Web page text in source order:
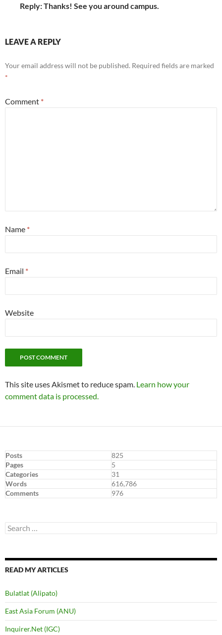
Reply: Thanks! See you around campus.
LEAVE A REPLY
Your email address will not be published. Required fields are marked
*
Comment *
Name *
Email *
Website
This site uses Akismet to reduce spam. Learn how your
comment data is processed.
Posts
825
Pages
5
Categories
31
Words
616,786
Comments
976
Search
for:
READ MY ARTICLES
Bulatlat (Alipato)
East Asia Forum (ANU)
Inquirer.Net (IGC)